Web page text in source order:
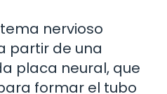
nervioso
partir de una
placa neural, que
formar el tubo